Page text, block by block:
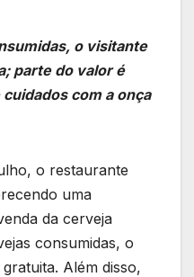
o visitante
parte do valor é
com a onça
o restaurante
uma
da cerveja
consumidas, o
Além disso,